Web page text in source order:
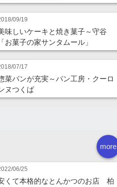
09/19
味しいケーキと焼き菓子～守谷
「お菓子の家サンタムール」
07/17
菜パンが充実～パン工房・クーロ
ヌつくば
more
06/25
くて本格的なとんかつのお店 柏